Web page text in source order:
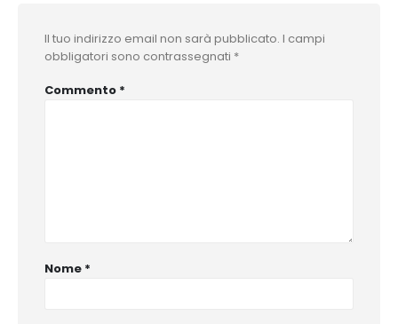
Il tuo indirizzo email non sarà pubblicato. I campi
obbligatori sono contrassegnati *
Commento *
Nome *